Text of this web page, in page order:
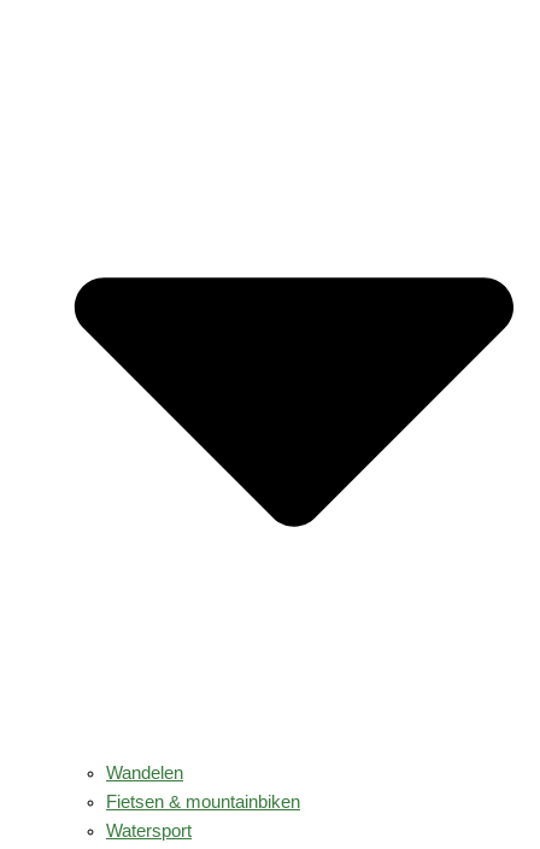
Wandelen
Fietsen & mountainbiken
Watersport